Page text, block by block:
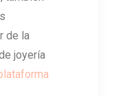
de la
joyería